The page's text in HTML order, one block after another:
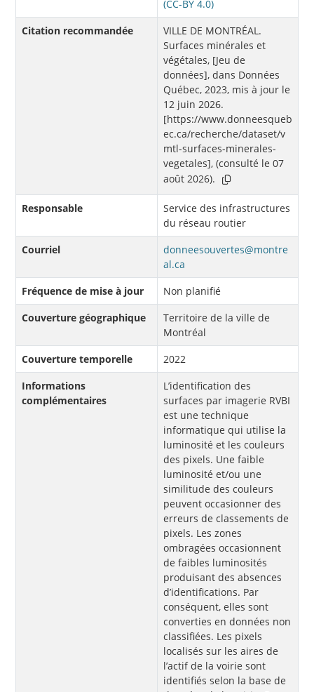
(CC-BY 4.0)
Citation recommandée
VILLE DE MONTRÉAL.
Surfaces minérales et
végétales, [Jeu de
données], dans Données
Québec, 2023, mis à jour le
12 juin 2026.
[https://www.donneesqueb
ec.ca/recherche/dataset/v
mtl-surfaces-minerales-
vegetales], (consulté le 07
août 2026).
Responsable
Service des infrastructures
du réseau routier
Courriel
donneesouvertes@montre
al.ca
Fréquence de mise à jour
Non planifié
Couverture géographique
Territoire de la ville de
Montréal
Couverture temporelle
2022
Informations
complémentaires
L’identification des
surfaces par imagerie RVBI
est une technique
informatique qui utilise la
luminosité et les couleurs
des pixels. Une faible
luminosité et/ou une
similitude des couleurs
peuvent occasionner des
erreurs de classements de
pixels. Les zones
ombragées occasionnent
de faibles luminosités
produisant des absences
d’identifications. Par
conséquent, elles sont
converties en données non
classifiées. Les pixels
localisés sur les aires de
l’actif de la voirie sont
identifiés selon la base de